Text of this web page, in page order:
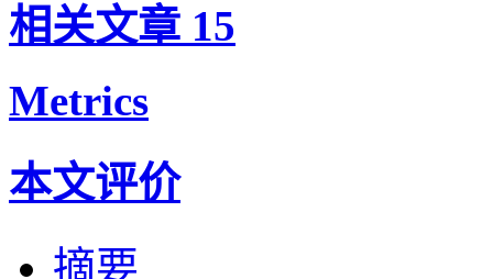
相关文章 15
Metrics
本文评价
摘要